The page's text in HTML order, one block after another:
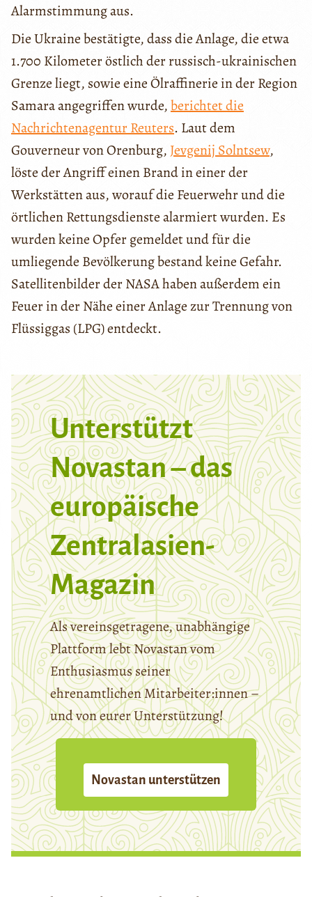
Alarmstimmung aus.
Die Ukraine bestätigte, dass die Anlage, die etwa
1.700 Kilometer östlich der russisch-ukrainischen
Grenze liegt, sowie eine Ölraffinerie in der Region
Samara angegriffen wurde,berichtet die
Nachrichtenagentur Reuters. Laut dem
Gouverneur von Orenburg, Jevgenij Solntsew,
löste der Angriff einen Brand in einer der
Werkstätten aus, worauf die Feuerwehr und die
örtlichen Rettungsdienste alarmiert wurden. Es
wurden keine Opfer gemeldet und für die
umliegende Bevölkerung bestand keine Gefahr.
Satellitenbilder der NASA haben außerdem ein
Feuer in der Nähe einer Anlage zur Trennung von
Flüssiggas (LPG) entdeckt.
Unterstützt
Novastan – das
europäische
Zentralasien-
Magazin
Als vereinsgetragene, unabhängige
Plattform lebt Novastan vom
Enthusiasmus seiner
ehrenamtlichen Mitarbeiter:innen –
und von eurer Unterstützung!
Novastan unterstützen